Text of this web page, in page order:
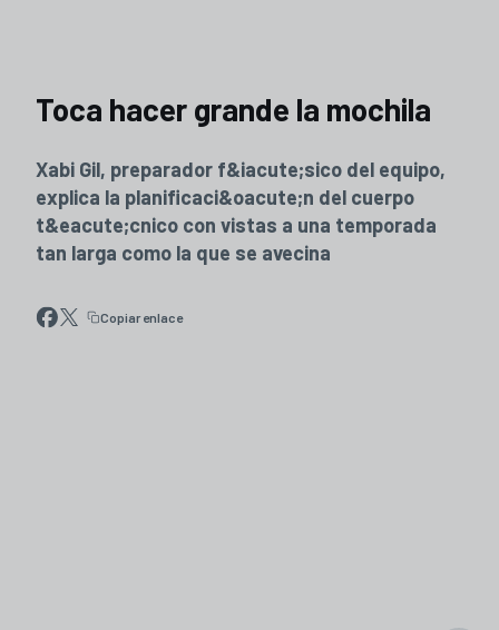
Toca hacer grande la mochila
Xabi Gil, preparador f&iacute;sico del equipo,
explica la planificaci&oacute;n del cuerpo
t&eacute;cnico con vistas a una temporada
tan larga como la que se avecina
Copiar enlace